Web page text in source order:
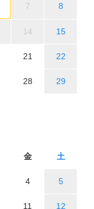
7 8
14 15
21 22
28 29
金 土
4 5
11 12